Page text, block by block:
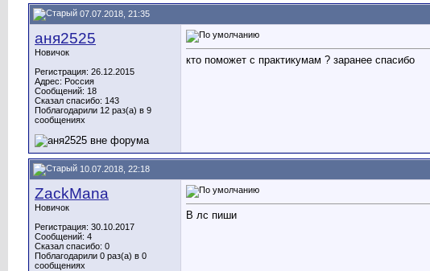
07.07.2018, 21:35
аня2525
Новичок
Регистрация: 26.12.2015
Адрес: Россия
Сообщений: 18
Сказал спасибо: 143
Поблагодарили 12 раз(а) в 9
сообщениях
кто поможет с практикумам ? заранее спасибо
10.07.2018, 22:18
ZackMana
Новичок
Регистрация: 30.10.2017
Сообщений: 4
Сказал спасибо: 0
Поблагодарили 0 раз(а) в 0
сообщениях
В лс пиши